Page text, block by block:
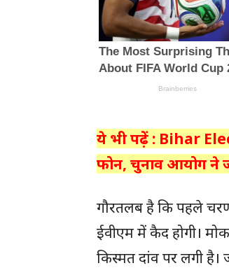
ये भी पढ़ें : Bihar
फोन, चुनाव आयोग ने
गौरतलब है कि पहले
ईवीएम में कैद होगी।
किस्मत दांव पर लगी है।